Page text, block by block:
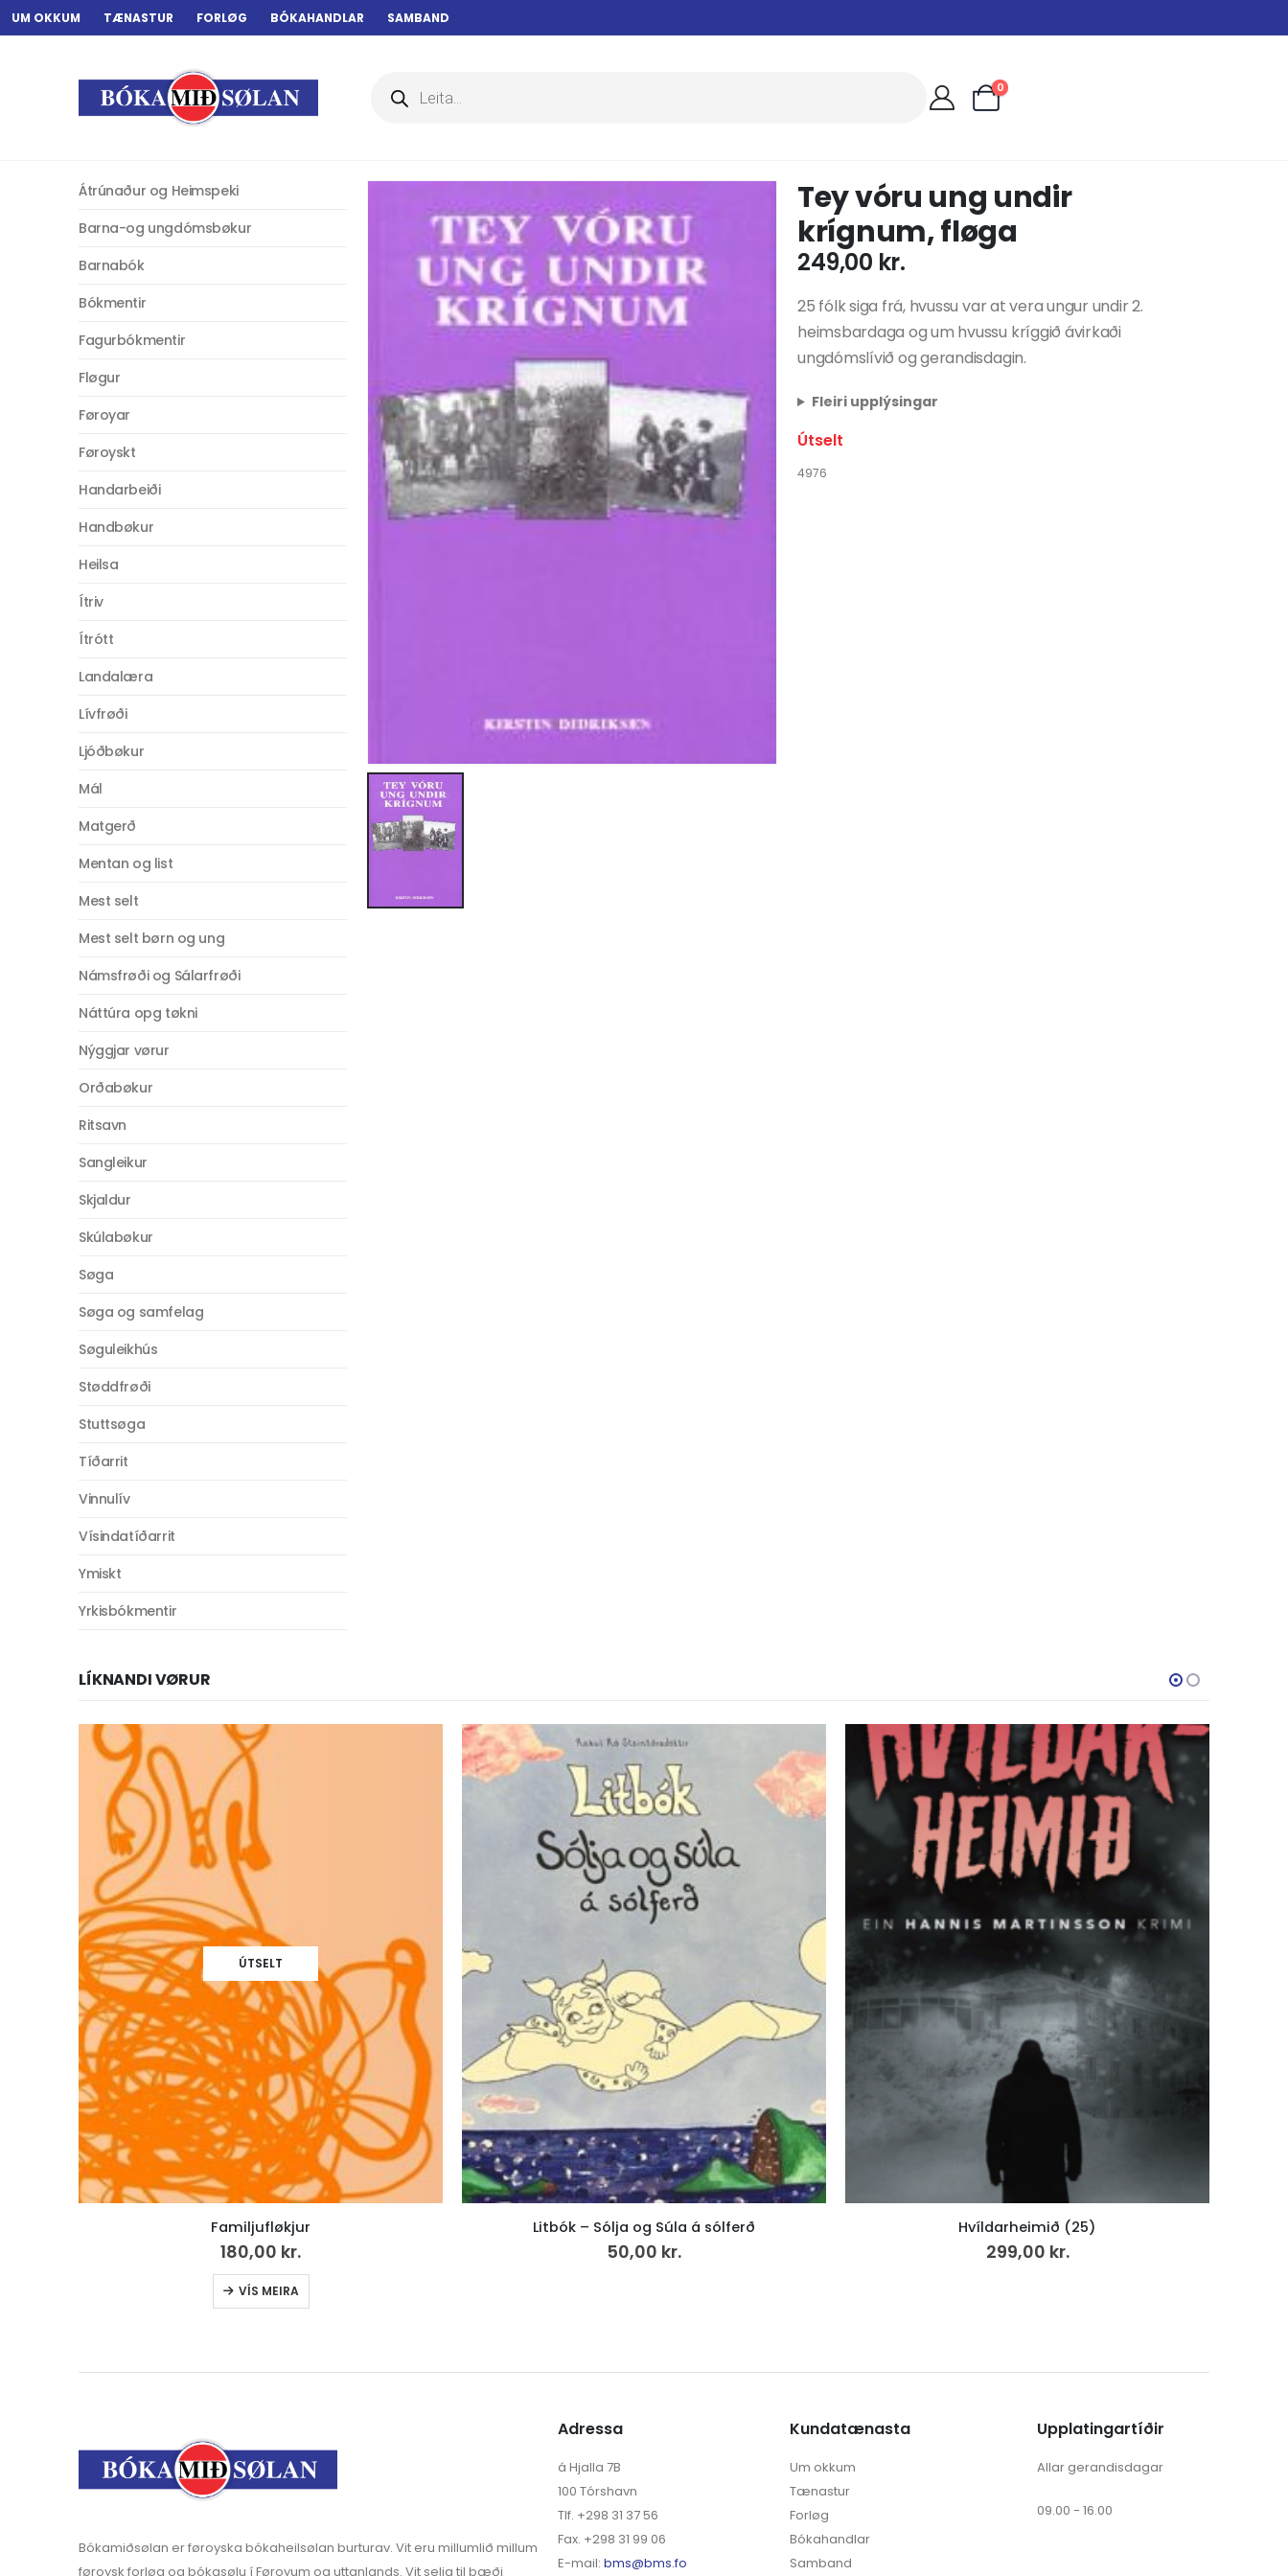
UM OKKUM TÆNASTUR FORLØG BÓKAHANDLAR SAMBAND
search 0
Tey vóru ung undir
krígnum, fløga
249,00 kr.
25 fólk siga frá, hvussu var at vera ungur undir 2.
heimsbardaga og um hvussu kríggið ávirkaði
ungdómslívið og gerandisdagin.
Fleiri upplýsingar
Útselt
4976
Átrúnaður og Heimspeki
Barna-og ungdómsbøkur
Barnabók
Bókmentir
Fagurbókmentir
Fløgur
Føroyar
Føroyskt
Handarbeiði
Handbøkur
Heilsa
Ítriv
Ítrótt
Landalæra
Lívfrøði
Ljóðbøkur
Mál
Matgerð
Mentan og list
Mest selt
Mest selt børn og ung
Námsfrøði og Sálarfrøði
Náttúra opg tøkni
Nýggjar vørur
Orðabøkur
Ritsavn
Sangleikur
Skjaldur
Skúlabøkur
Søga
Søga og samfelag
Søguleikhús
Støddfrøði
Stuttsøga
Tíðarrit
Vinnulív
Vísindatíðarrit
Ymiskt
Yrkisbókmentir
LÍKNANDI VØRUR
Litbók – Sólja og Súla á sólferð
50,00kr.
Hvíldarheimið (25)
299,00
Fuglafjørður og fuglfiringar 1 (6)
495,00kr.
føroysk forløg og bókasølu í Føroyum og uttanlands. Vit selja til bæði
bókahandlar, skúlar og stovnar.
100 Tórshavn
Tlf. +298 31 37 56
Fax. +298 31 99 06
E-mail:bms@bms.fo
Tænastur
Forløg
Bókahandlar
Samband
English
Allar gerandisdagar